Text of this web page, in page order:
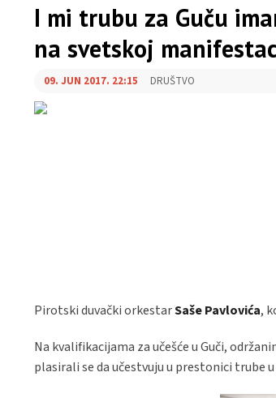
I mi trubu za Guču
na svetskoj
09. JUN 2017. 22:15 DRUŠTVO
Pirotski duvački orkestarSaše Pavlovića,
Na kvalifikacijama za učešće u Guči,
plasirali se da učestvuju u prestonici trube u